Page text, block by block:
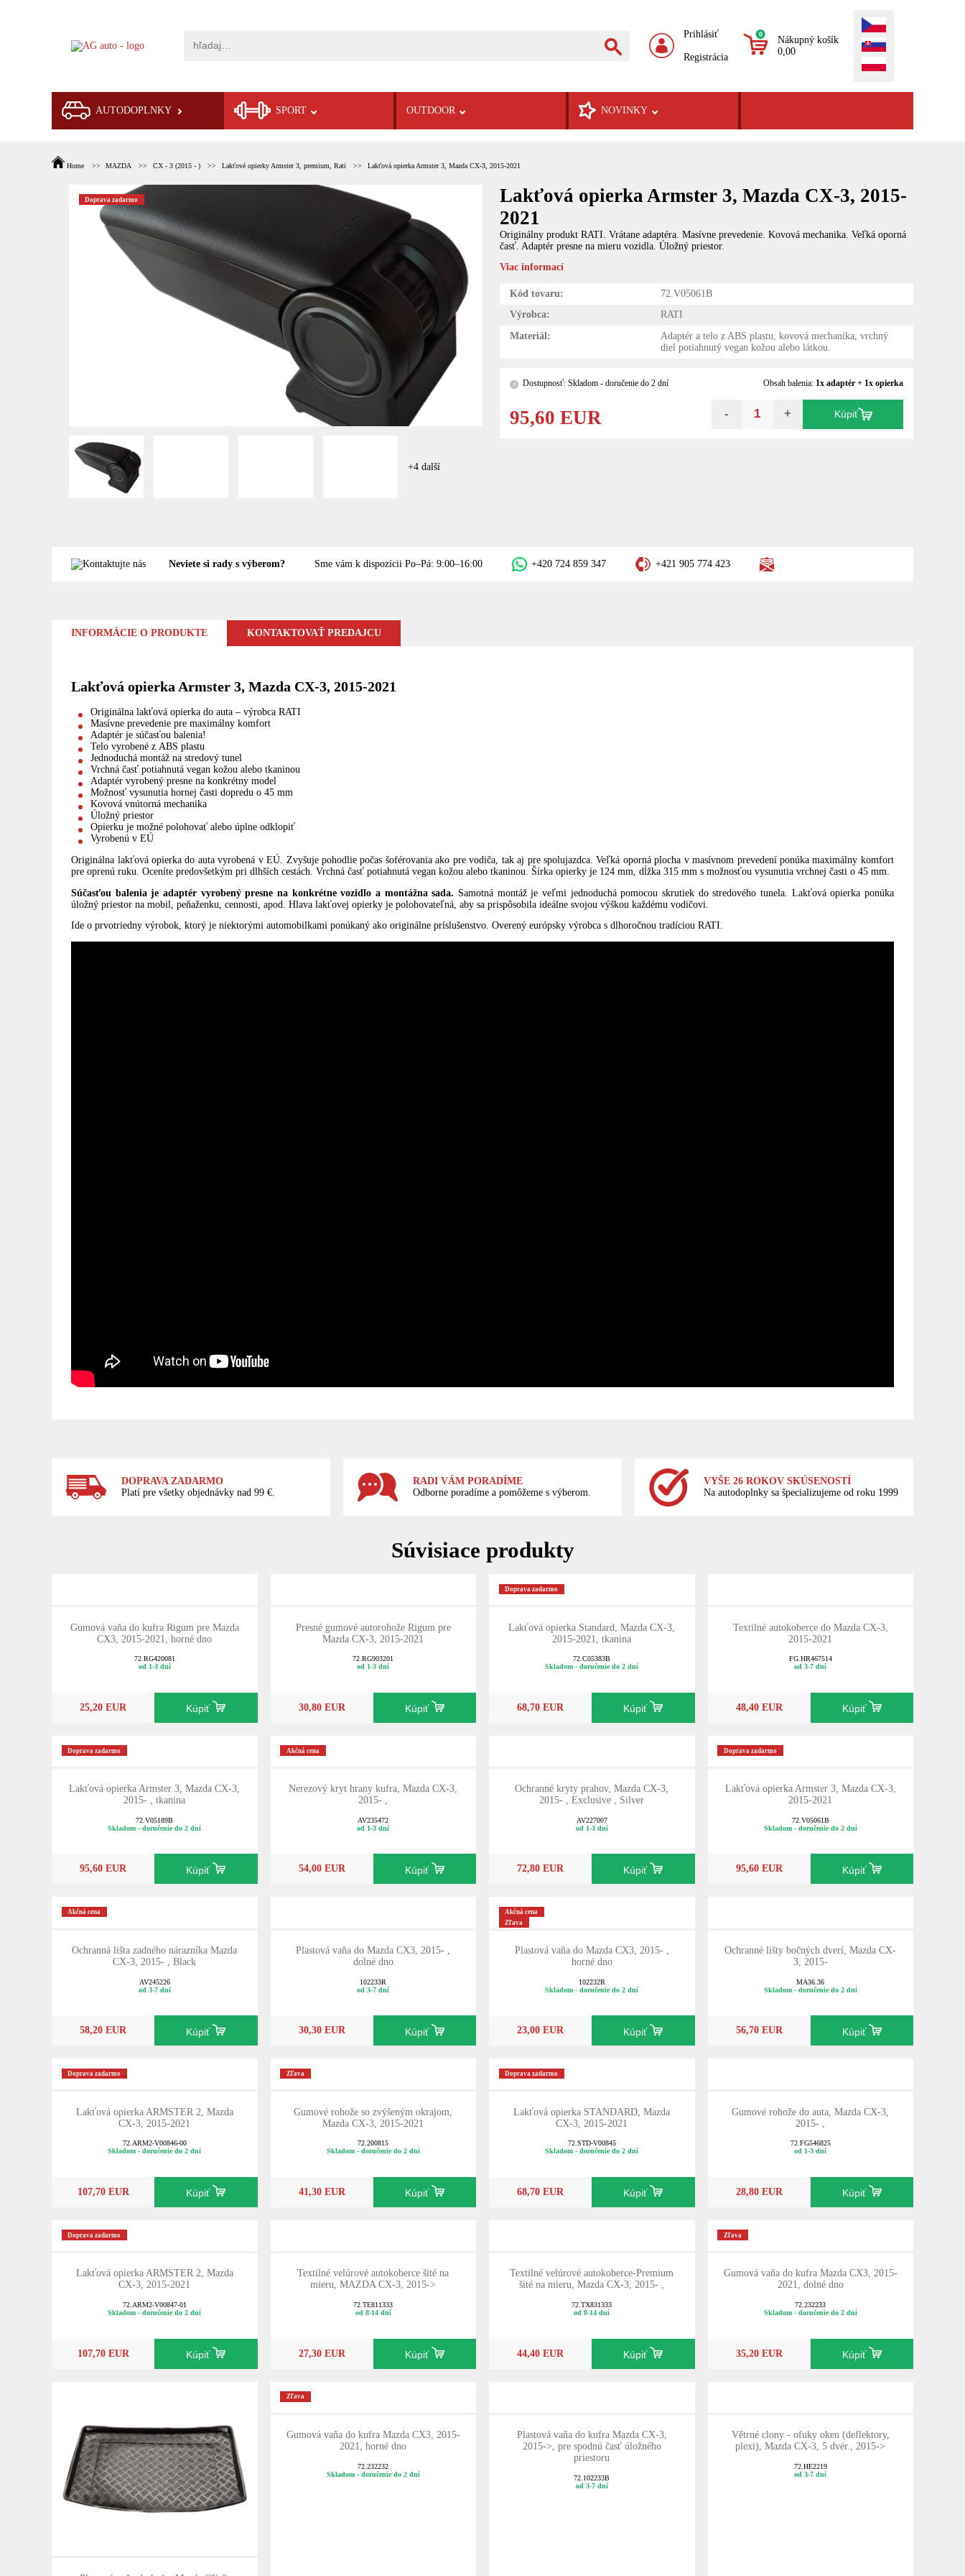
Prihlásiť
Registrácia
0
Nákupný košík
0,00
AUTODOPLNKY SPORT OUTDOOR NOVINKY
Home MAZDA CX - 3 (2015 - ) Lakťové opierky Armster 3, premium, Rati Lakťová opierka Armster 3, Mazda CX-3, 2015-2021
Doprava zadarmo
+4 další
Lakťová opierka Armster 3, Mazda CX-3, 2015-
2021
Originálny produkt RATI. Vrátane adaptéra. Masívne prevedenie. Kovová mechanika. Veľká oporná
časť. Adaptér presne na mieru vozidla. Úložný priestor.
Viac informací
Kód tovaru:
72.V05061B
Výrobca:
RATI
Materiál:
Adaptér a telo z ABS plastu, kovová mechanika, vrchný
diel potiahnutý vegan kožou alebo látkou.
? Dostupnosť: Skladom - doručenie do 2 dní Obsah balenia: 1x adaptér + 1x opierka
95,60 EUR - + Kúpiť
Neviete si rady s výberom? Sme vám k dispozícii Po–Pá: 9:00–16:00 +420 724 859 347 +421 905 774 423
INFORMÁCIE O PRODUKTE KONTAKTOVAŤ PREDAJCU
Lakťová opierka Armster 3, Mazda CX-3, 2015-2021
Originálna lakťová opierka do auta – výrobca RATI
Masívne prevedenie pre maximálny komfort
Adaptér je súčasťou balenia!
Telo vyrobené z ABS plastu
Jednoduchá montáž na stredový tunel
Vrchná časť potiahnutá vegan kožou alebo tkaninou
Adaptér vyrobený presne na konkrétny model
Možnosť vysunutia hornej časti dopredu o 45 mm
Kovová vnútorná mechanika
Úložný priestor
Opierku je možné polohovať alebo úplne odklopiť
Vyrobenú v EÚ
Originálna lakťová opierka do auta vyrobená v EÚ. Zvyšuje pohodlie počas šoférovania ako pre vodiča, tak aj pre spolujazdca. Veľká oporná plocha v masívnom prevedení ponúka maximálny komfort
pre oprenú ruku. Oceníte predovšetkým pri dlhších cestách. Vrchná časť potiahnutá vegan kožou alebo tkaninou. Šírka opierky je 124 mm, dĺžka 315 mm s možnosťou vysunutia vrchnej časti o 45 mm.
Súčasťou balenia je adaptér vyrobený presne na konkrétne vozidlo a montážna sada. Samotná montáž je veľmi jednoduchá pomocou skrutiek do stredového tunela. Lakťová opierka ponúka
úložný priestor na mobil, peňaženku, cennosti, apod. Hlava lakťovej opierky je polohovateľná, aby sa prispôsobila ideálne svojou výškou každému vodičovi.
Ide o prvotriedny výrobok, ktorý je niektorými automobilkami ponúkaný ako originálne príslušenstvo. Overený európsky výrobca s dlhoročnou tradíciou RATI.
DOPRAVA ZADARMO
Platí pre všetky objednávky nad 99 €.
RADI VÁM PORADÍME
Odborne poradíme a pomôžeme s výberom.
VYŠE 26 ROKOV SKÚSENOSTÍ
Na autodoplnky sa špecializujeme od roku 1999
Súvisiace produkty
Gumová vaňa do kufra Rigum pre Mazda
CX3, 2015-2021, horné dno
72.RG420081
od 1-3 dní
25,20 EUR Kúpiť
Presné gumové autorohože Rigum pre
Mazda CX-3, 2015-2021
72.RG903201
od 1-3 dní
30,80 EUR Kúpiť
Doprava zadarmo
Lakťová opierka Standard, Mazda CX-3,
2015-2021, tkanina
72.C05383B
Skladom - doručenie do 2 dní
68,70 EUR Kúpiť
Textilné autokoberce do Mazda CX-3,
2015-2021
FG.HR467514
od 3-7 dní
48,40 EUR Kúpiť
Doprava zadarmo
Lakťová opierka Armster 3, Mazda CX-3,
2015- , tkanina
72.V05189B
Skladom - doručenie do 2 dní
95,60 EUR Kúpiť
Akčná cena
Nerezový kryt hrany kufra, Mazda CX-3,
2015- ,
AV235472
od 1-3 dní
54,00 EUR Kúpiť
Ochranné kryty prahov, Mazda CX-3,
2015- , Exclusive , Silver
AV227007
od 1-3 dní
72,80 EUR Kúpiť
Doprava zadarmo
Lakťová opierka Armster 3, Mazda CX-3,
2015-2021
72.V05061B
Skladom - doručenie do 2 dní
95,60 EUR Kúpiť
Akčná cena
Ochranná lišta zadného nárazníka Mazda
CX-3, 2015- , Black
AV245226
od 3-7 dní
58,20 EUR Kúpiť
Plastová vaňa do Mazda CX3, 2015- ,
dolné dno
102233R
od 3-7 dní
30,30 EUR Kúpiť
Akčná cena
Zľava
Plastová vaňa do Mazda CX3, 2015- ,
horné dno
102232R
Skladom - doručenie do 2 dní
23,00 EUR Kúpiť
Ochranné lišty bočných dverí, Mazda CX-
3, 2015-
MA36.36
Skladom - doručenie do 2 dní
56,70 EUR Kúpiť
Doprava zadarmo
Lakťová opierka ARMSTER 2, Mazda
CX-3, 2015-2021
72.ARM2-V00846-00
Skladom - doručenie do 2 dní
107,70 EUR Kúpiť
Zľava
Gumové rohože so zvýšeným okrajom,
Mazda CX-3, 2015-2021
72.200815
Skladom - doručenie do 2 dní
41,30 EUR Kúpiť
Doprava zadarmo
Lakťová opierka STANDARD, Mazda
CX-3, 2015-2021
72.STD-V00845
Skladom - doručenie do 2 dní
68,70 EUR Kúpiť
Gumové rohože do auta, Mazda CX-3,
2015- ,
72.FG546825
od 1-3 dní
28,80 EUR Kúpiť
Doprava zadarmo
Lakťová opierka ARMSTER 2, Mazda
CX-3, 2015-2021
72.ARM2-V00847-01
Skladom - doručenie do 2 dní
107,70 EUR Kúpiť
Textilné velúrové autokoberce šité na
mieru, MAZDA CX-3, 2015->
72.TE811333
od 8-14 dní
27,30 EUR Kúpiť
Textilné velúrové autokoberce-Premium
šité na mieru, Mazda CX-3, 2015- ,
72.TX831333
od 8-14 dní
44,40 EUR Kúpiť
Zľava
Gumová vaňa do kufra Mazda CX3, 2015-
2021, dolné dno
72.232233
Skladom - doručenie do 2 dní
35,20 EUR Kúpiť
Zľava
Gumová vaňa do kufra Mazda CX3, 2015-
2021, horné dno
72.232232
Skladom - doručenie do 2 dní
Plastová vaňa do kufra Mazda CX-3,
2015->, pre spodnú časť úložného
priestoru
72.102233B
od 3-7 dní
Větrné clony - ofuky oken (deflektory,
plexi), Mazda CX-3, 5 dvér., 2015->
72.HE2219
od 3-7 dní